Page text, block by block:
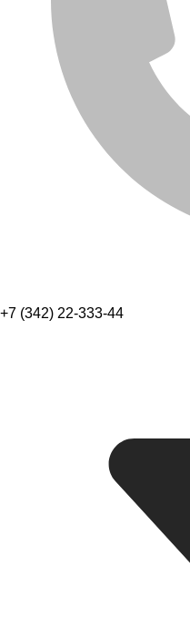
+7 (342) 22-333-44